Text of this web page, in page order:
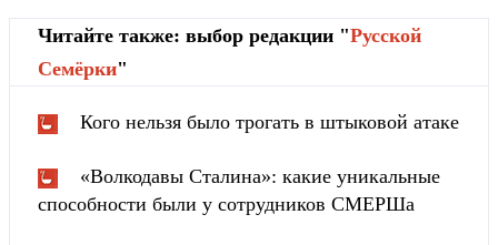
Читайте также: выбор редакции "Русской
Cемёрки"
Кого нельзя было трогать в штыковой атаке
«Волкодавы Сталина»: какие уникальные
способности были у сотрудников СМЕРШа